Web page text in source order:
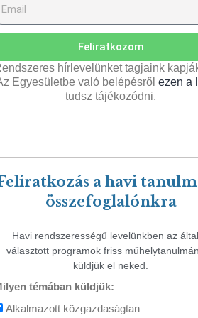
Feliratkozom
hírlevelünket tagjaink
Egyesületbe való belépésről ezen a
tudsz tájékozódni.
a havi
összefoglalónkra
Havi rendszerességű levelünkben az
választott programok friss
küldjük el neked.
témában küldjük:
Alkalmazott közgazdaságtan